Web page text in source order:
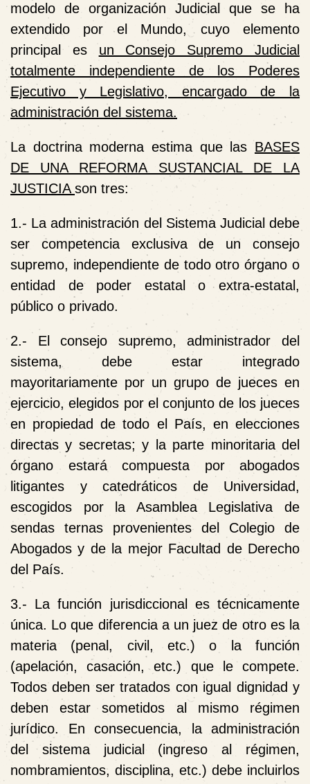
modelo de organización Judicial que se ha
extendido por el Mundo, cuyo elemento
principal es un Consejo Supremo Judicial
totalmente independiente de los Poderes
Ejecutivo y Legislativo, encargado de la
administración del sistema.
La doctrina moderna estima que las BASES
DE UNA REFORMA SUSTANCIAL DE LA
JUSTICIA son tres:
1.- La administración del Sistema Judicial debe
ser competencia exclusiva de un consejo
supremo, independiente de todo otro órgano o
entidad de poder estatal o extra-estatal,
público o privado.
2.- El consejo supremo, administrador del
sistema, debe estar integrado
mayoritariamente por un grupo de jueces en
ejercicio, elegidos por el conjunto de los jueces
en propiedad de todo el País, en elecciones
directas y secretas; y la parte minoritaria del
órgano estará compuesta por abogados
litigantes y catedráticos de Universidad,
escogidos por la Asamblea Legislativa de
sendas ternas provenientes del Colegio de
Abogados y de la mejor Facultad de Derecho
del País.
3.- La función jurisdiccional es técnicamente
única. Lo que diferencia a un juez de otro es la
materia (penal, civil, etc.) o la función
(apelación, casación, etc.) que le compete.
Todos deben ser tratados con igual dignidad y
deben estar sometidos al mismo régimen
jurídico. En consecuencia, la administración
del sistema judicial (ingreso al régimen,
nombramientos, disciplina, etc.) debe incluirlos